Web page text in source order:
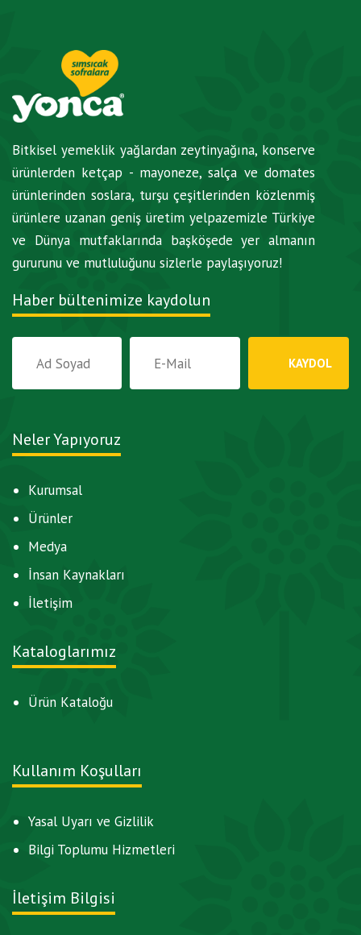
Bitkisel yemeklik yağlardan zeytinyağına, konserve
ürünlerden ketçap - mayoneze, salça ve domates
ürünlerinden soslara, turşu çeşitlerinden közlenmiş
ürünlere uzanan geniş üretim yelpazemizle Türkiye
ve Dünya mutfaklarında başköşede yer almanın
gururunu ve mutluluğunu sizlerle paylaşıyoruz!
Haber bültenimize kaydolun
Neler Yapıyoruz
Kurumsal
Ürünler
Medya
İnsan Kaynakları
İletişim
Kataloglarımız
Ürün Kataloğu
Kullanım Koşulları
Yasal Uyarı ve Gizlilik
Bilgi Toplumu Hizmetleri
İletişim Bilgisi